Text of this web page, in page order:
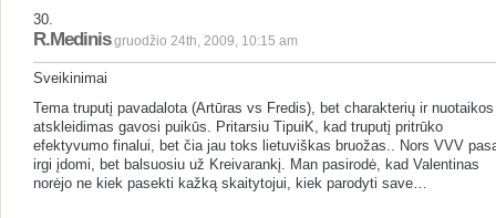
30.
R.Medinis gruodžio 24th, 2009, 10:15 am
Sveikinimai
Tema truputį pavadalota (Artūras vs Fredis), bet charakterių ir nuotaikos
atskleidimas gavosi puikūs. Pritarsiu TipuiK, kad truputį pritrūko
efektyvumo finalui, bet čia jau toks lietuviškas bruožas.. Nors VVV
irgi įdomi, bet balsuosiu už Kreivarankį. Man pasirodė, kad Valentinas
norėjo ne kiek pasekti kažką skaitytojui, kiek parodyti save…